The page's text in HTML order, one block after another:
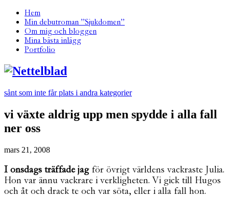
Hem
Min debutroman ”Sjukdomen”
Om mig och bloggen
Mina bästa inlägg
Portfolio
sånt som inte får plats i andra kategorier
vi växte aldrig upp men spydde i alla fall
ner oss
mars 21, 2008
I onsdags träffade jag för övrigt världens vackraste Julia.
Hon var ännu vackrare i verkligheten. Vi gick till Hugos
och åt och drack te och var söta, eller i alla fall hon.